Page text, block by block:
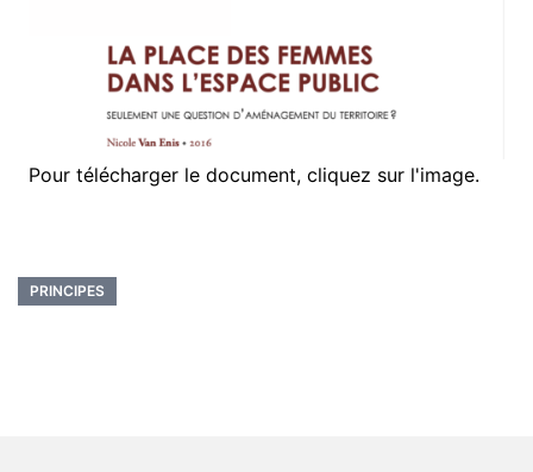
Pour télécharger le document, cliquez sur l'image.
PRINCIPES